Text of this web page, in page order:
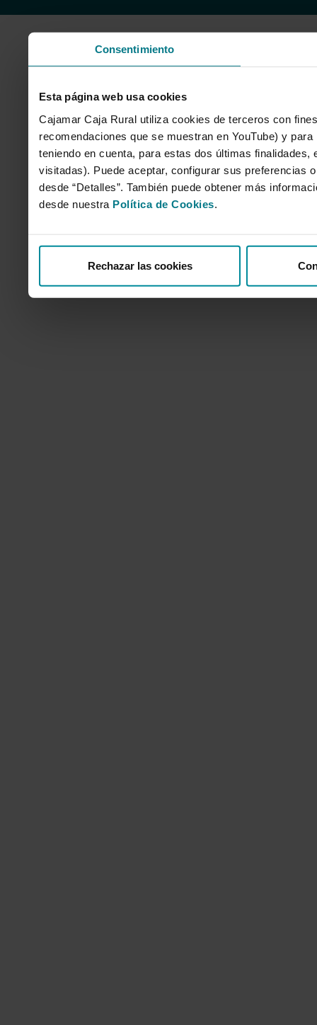
Consentimiento
Esta página web usa cookies
Cajamar Caja Rural utiliza cookies de terceros con
recomendaciones que se muestran en YouTube) y
teniendo en cuenta, para estas dos últimas
visitadas). Puede aceptar, configurar sus preferencias
desde “Detalles”. También puede obtener más
desde nuestra Política de Cookies
Rechazar las cookies